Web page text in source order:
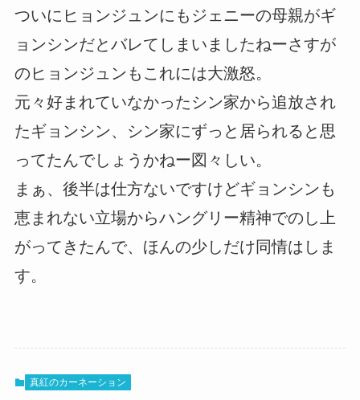
ついにヒョンジュンにもジェニーの母親がギ
ョンシンだとバレてしまいましたねーさすが
のヒョンジュンもこれには大激怒。
元々好まれていなかったシン家から追放され
たギョンシン、シン家にずっと居られると思
ってたんでしょうかねー図々しい。
まぁ、後半は仕方ないですけどギョンシンも
恵まれない立場からハングリー精神でのし上
がってきたんで、ほんの少しだけ同情はしま
す。
真紅のカーネーション